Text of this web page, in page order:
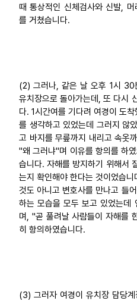
때 통상적인 신체검사와 신발,
를 거쳤습니다.
(2) 그러나, 같은 날 오후 1시 30
유치장으로 돌아가는데, 또 다시
다. 1시간여를 기다려 여경이 도
를 생각하고 있었는데 그러지 않
고 바지를 무릎까지 내리고 속옷
"왜 그러냐"며 이유를 항의를 하
습니다. 자해를 방지하기 위해서
는지 확인해야 한다는 것이었습
것도 아니고 변호사를 만나고 들
하는 모습을 모두 보고 있었는데
며, "곧 풀려날 사람들이 자해를
히 항의하였습니다.
(3) 그러자 여경이 유치장 담당